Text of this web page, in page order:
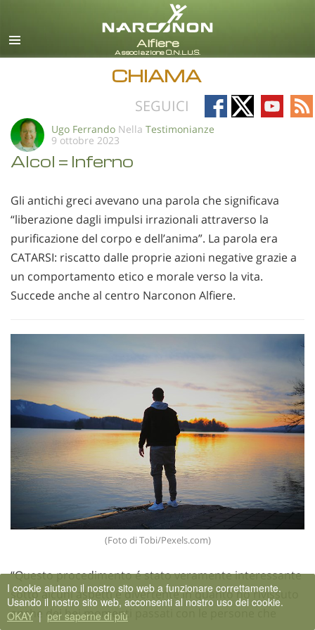
italiano
CHIAMA
SEGUICI
Follow
on
Follow
on
Follow
on
on
Ugo Ferrando Nella Testimonianze
9 ottobre 2023
Alcol = Inferno
Gli antichi greci avevano una parola che significava
“liberazione dagli impulsi irrazionali attraverso la
purificazione del corpo e dell’anima”. La parola era
CATARSI: riscatto dalle proprie azioni negative grazie a
un comportamento etico e morale verso la vita.
Succede anche al centro Narconon Alfiere.
(Foto di Tobi/Pexels.com)
“Questo procedimento é stato veramente interessante
sotto alcuni aspetti e divertente in quanto ho rivissuto
anche dei bei momenti passati con le persone che
I cookie aiutano il nostro sito web a funzionare correttamente.
Usando il nostro sito web, acconsenti al nostro uso dei cookie.
OKAY | per saperne di più